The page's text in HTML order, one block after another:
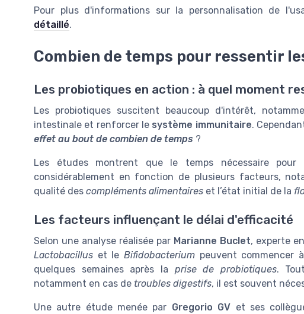
Pour plus d'informations sur la personnalisation de
détaillé.
Combien de temps pour ressentir
Les probiotiques en action : à quel moment
Les probiotiques suscitent beaucoup d'intérêt,
intestinale et renforcer le système immunitaire.
effet au bout de combien de temps ?
Les études montrent que le temps nécessaire
considérablement en fonction de plusieurs facteurs,
qualité des compléments alimentaires et l’état initial de la
Les facteurs influençant le délai d'efficacité
Selon une analyse réalisée par Marianne Buclet, experte
Lactobacillus et leBifidobacterium peuvent commencer
quelques semaines après la prise de probiotiques.
notamment en cas de troubles digestifs, il est souvent
Une autre étude menée par Gregorio GV et ses